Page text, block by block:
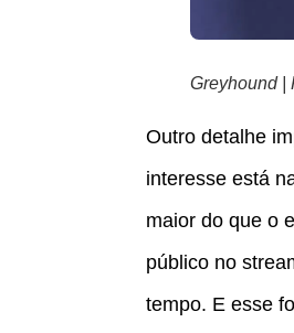
Greyhound |
Outro detalhe
interesse está
maior do que o
público no
tempo. E esse